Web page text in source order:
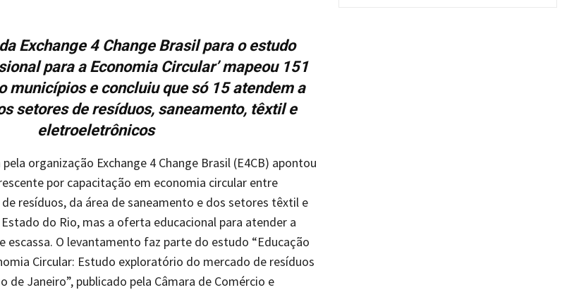
Exchange 4 Change Brasil para o estudo
para a Economia Circular’ mapeou 151
municípios e concluiu que só 15 atendem a
setores de resíduos, saneamento, têxtil e
eletroeletrônicos
organização Exchange 4 Change Brasil (E4CB) apontou
por capacitação em economia circular entre
resíduos, da área de saneamento e dos setores têxtil e
do Rio, mas a oferta educacional para atender a
escassa. O levantamento faz parte do estudo “Educação
Circular: Estudo exploratório do mercado de resíduos
de Janeiro”, publicado pela Câmara de Comércio e